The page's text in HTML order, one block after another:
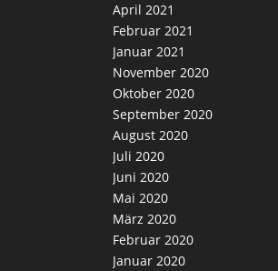
April 2021
Februar 2021
Januar 2021
November 2020
Oktober 2020
September 2020
August 2020
Juli 2020
Juni 2020
Mai 2020
März 2020
Februar 2020
Januar 2020